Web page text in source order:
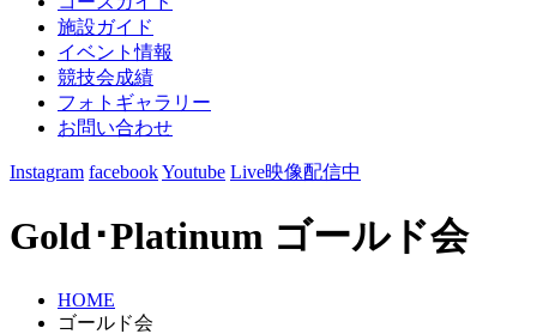
施設ガイド
イベント情報
競技会成績
フォトギャラリー
お問い合わせ
Instagram facebookYoutube Live映像配信中
Gold･Platinum ゴールド会
HOME
ゴールド会